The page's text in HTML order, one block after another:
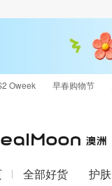
Oweek 早春购物节
全部好货 护肤